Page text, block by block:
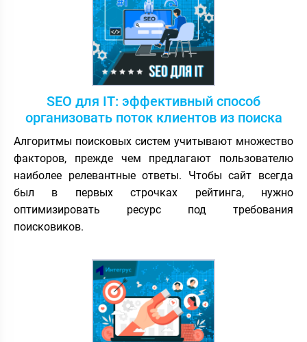
SEO для IT: эффективный способ
организовать поток клиентов из поиска
Алгоритмы поисковых систем учитывают множество
факторов, прежде чем предлагают пользователю
наиболее релевантные ответы. Чтобы сайт всегда
был в первых строчках рейтинга, нужно
оптимизировать ресурс под требования
поисковиков.